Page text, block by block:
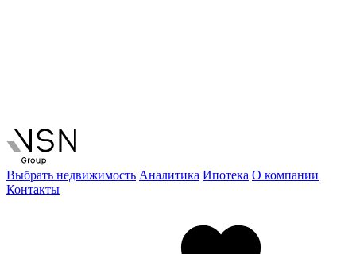
Выбрать недвижимость Аналитика Ипотека О компании
Контакты